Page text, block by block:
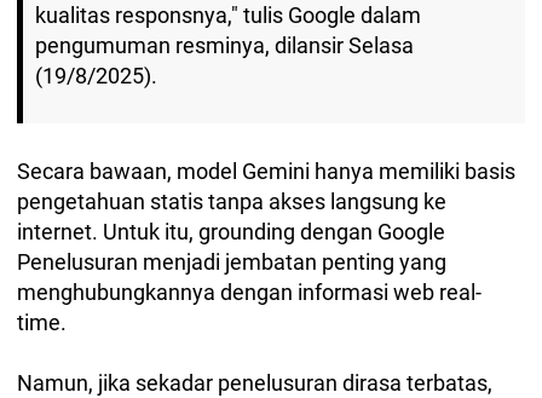
kualitas responsnya," tulis Google dalam
pengumuman resminya, dilansir Selasa
(19/8/2025).
Secara bawaan, model Gemini hanya memiliki basis
pengetahuan statis tanpa akses langsung ke
internet. Untuk itu, grounding dengan Google
Penelusuran menjadi jembatan penting yang
menghubungkannya dengan informasi web real-
time.
Namun, jika sekadar penelusuran dirasa terbatas,